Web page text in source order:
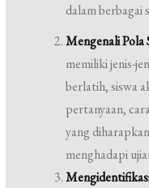
dalam berbagai
Mengenali Pola
memiliki jenis-
berlatih, siswa
pertanyaan,
yang
menghadapi